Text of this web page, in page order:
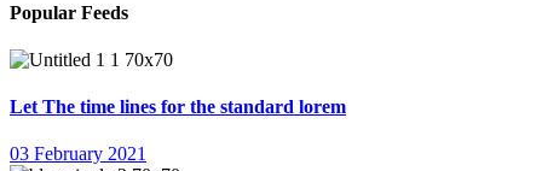
Popular Feeds
Let The time lines for the standard lorem
03 February 2021